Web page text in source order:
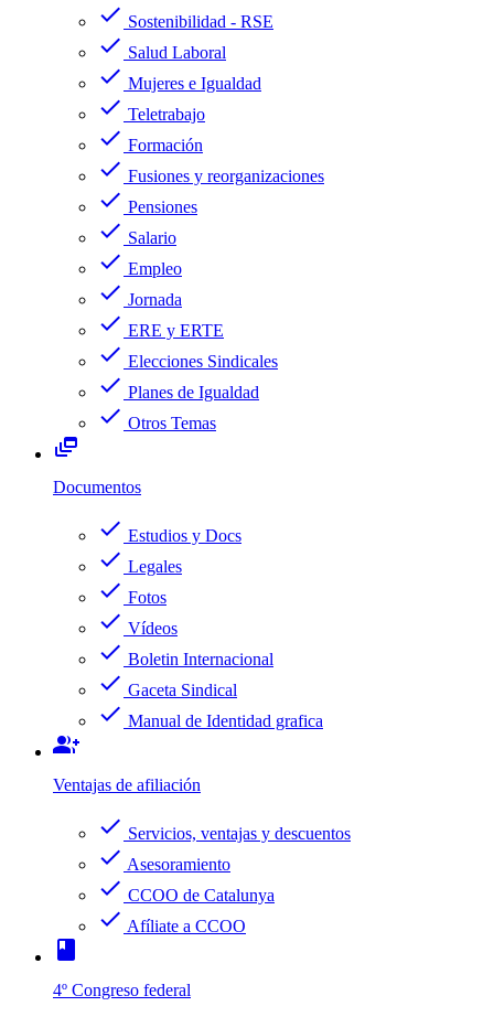
check Sostenibilidad - RSE
check Salud Laboral
check Mujeres e Igualdad
check Teletrabajo
check Formación
check Fusiones y reorganizaciones
check Pensiones
check Salario
check Empleo
check Jornada
check ERE y ERTE
check Elecciones Sindicales
check Planes de Igualdad
check Otros Temas
dynamic_feed
Documentos
check Estudios y Docs
check Legales
check Fotos
check Vídeos
check Boletin Internacional
check Gaceta Sindical
check Manual de Identidad grafica
group_add
Ventajas de afiliación
check Servicios, ventajas y descuentos
check Asesoramiento
check CCOO de Catalunya
check Afíliate a CCOO
book
4º Congreso federal